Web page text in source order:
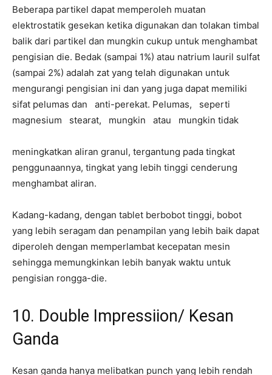
Beberapa partikel dapat memperoleh muatan
elektrostatik gesekan ketika digunakan dan tolakan timbal
balik dari partikel dan mungkin cukup untuk menghambat
pengisian die. Bedak (sampai 1%) atau natrium lauril sulfat
(sampai 2%) adalah zat yang telah digunakan untuk
mengurangi pengisian ini dan yang juga dapat memiliki
sifat pelumas dan anti-perekat. Pelumas, seperti
magnesium stearat, mungkin atau mungkin tidak
meningkatkan aliran granul, tergantung pada tingkat
penggunaannya, tingkat yang lebih tinggi cenderung
menghambat aliran.
Kadang-kadang, dengan tablet berbobot tinggi, bobot
yang lebih seragam dan penampilan yang lebih baik dapat
diperoleh dengan memperlambat kecepatan mesin
sehingga memungkinkan lebih banyak waktu untuk
pengisian rongga-die.
10. Double Impressiion/ Kesan
Ganda
Kesan ganda hanya melibatkan punch yang lebih rendah